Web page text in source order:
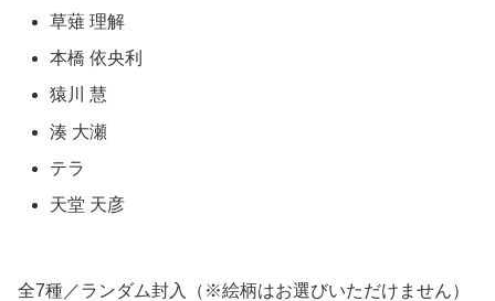
草薙 理解
本橋 依央利
猿川 慧
湊 大瀬
テラ
天堂 天彦
全7種／ランダム封入（※絵柄はお選びいただけません）